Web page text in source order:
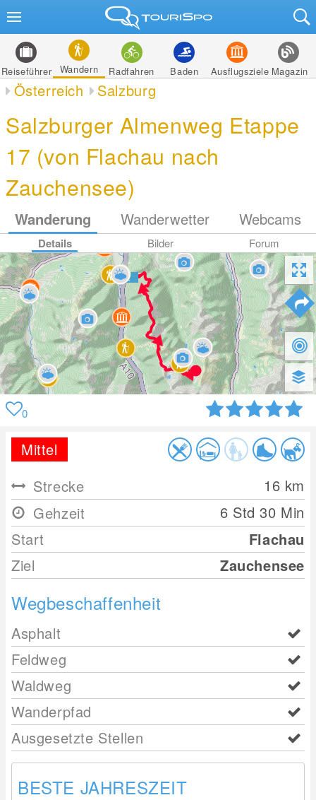
Reiseführer Wandern Radfahren Baden Ausflugsziele Magazin
Österreich Salzburg
Salzburger Almenweg Etappe
17 (von Flachau nach
Zauchensee)
Wanderung Wanderwetter Webcams
Details Bilder Forum
0
Mittel
Strecke
16 km
Gehzeit
6 Std 30 Min
Start
Flachau
Ziel
Zauchensee
Wegbeschaffenheit
Asphalt
Feldweg
Waldweg
Wanderpfad
Ausgesetzte Stellen
BESTE JAHRESZEIT